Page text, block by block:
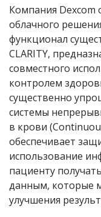
Компания Dexcom
облачного
функционал
CLARITY,
совместного
контролем
существенно
системы
в крови
обеспечивает
использование
пациенту
данным, которые
улучшения